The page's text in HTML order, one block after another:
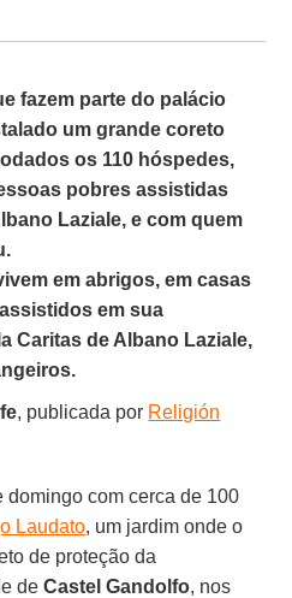
fazem parte do palácio
um grande coreto
os 110 hóspedes,
pobres assistidas
Laziale, e com quem
em abrigos, em casas
em sua
Caritas de Albano Laziale,
, publicada por Religión
domingo com cerca de 100
Laudato, um jardim onde o
de proteção da
deCastel Gandolfo, nos